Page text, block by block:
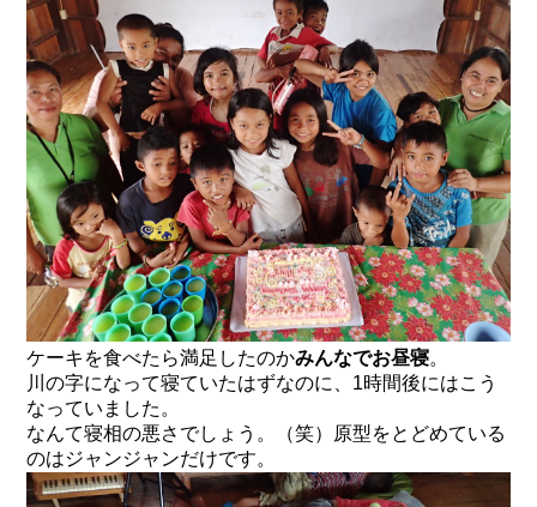
ケーキを食べたら満足したのかみんなでお昼寝。
川の字になって寝ていたはずなのに、1時間後にはこう
なっていました。
なんて寝相の悪さでしょう。（笑）原型をとどめている
のはジャンジャンだけです。